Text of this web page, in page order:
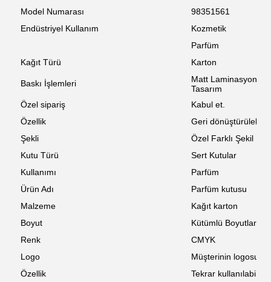
Model Numarası
98351561
Endüstriyel Kullanım
Kozmetik
Parfüm
Kağıt Türü
Karton
Baskı İşlemleri
Matt Laminasyon,
Tasarım
Özel sipariş
Kabul et.
Özellik
Geri dönüştürülebilir
Şekli
Özel Farklı Şekil
Kutu Türü
Sert Kutular
Kullanımı
Parfüm
Ürün Adı
Parfüm kutusu
Malzeme
Kağıt karton
Boyut
Kütümlü Boyutlar
Renk
CMYK
Logo
Müşterinin logosu
Özellik
Tekrar kullanılabilir